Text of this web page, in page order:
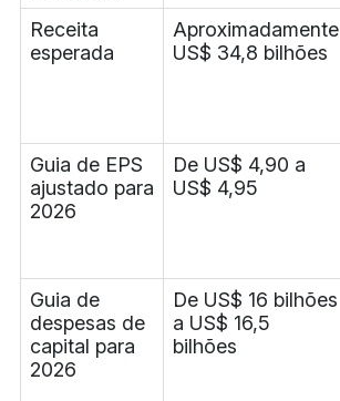
Receita
esperada
Aproximadamente
US$ 34,8 bilhões
Guia de EPS
ajustado para
2026
De US$ 4,90 a
US$ 4,95
Guia de
despesas de
capital para
2026
De US$ 16 bilhões
a US$ 16,5
bilhões